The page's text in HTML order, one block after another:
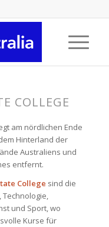
COLLEGE
am nördlichen Ende
Hinterland der
Australiens und
entfernt.
College sind die
Technologie,
und Sport, wo
Kurse für